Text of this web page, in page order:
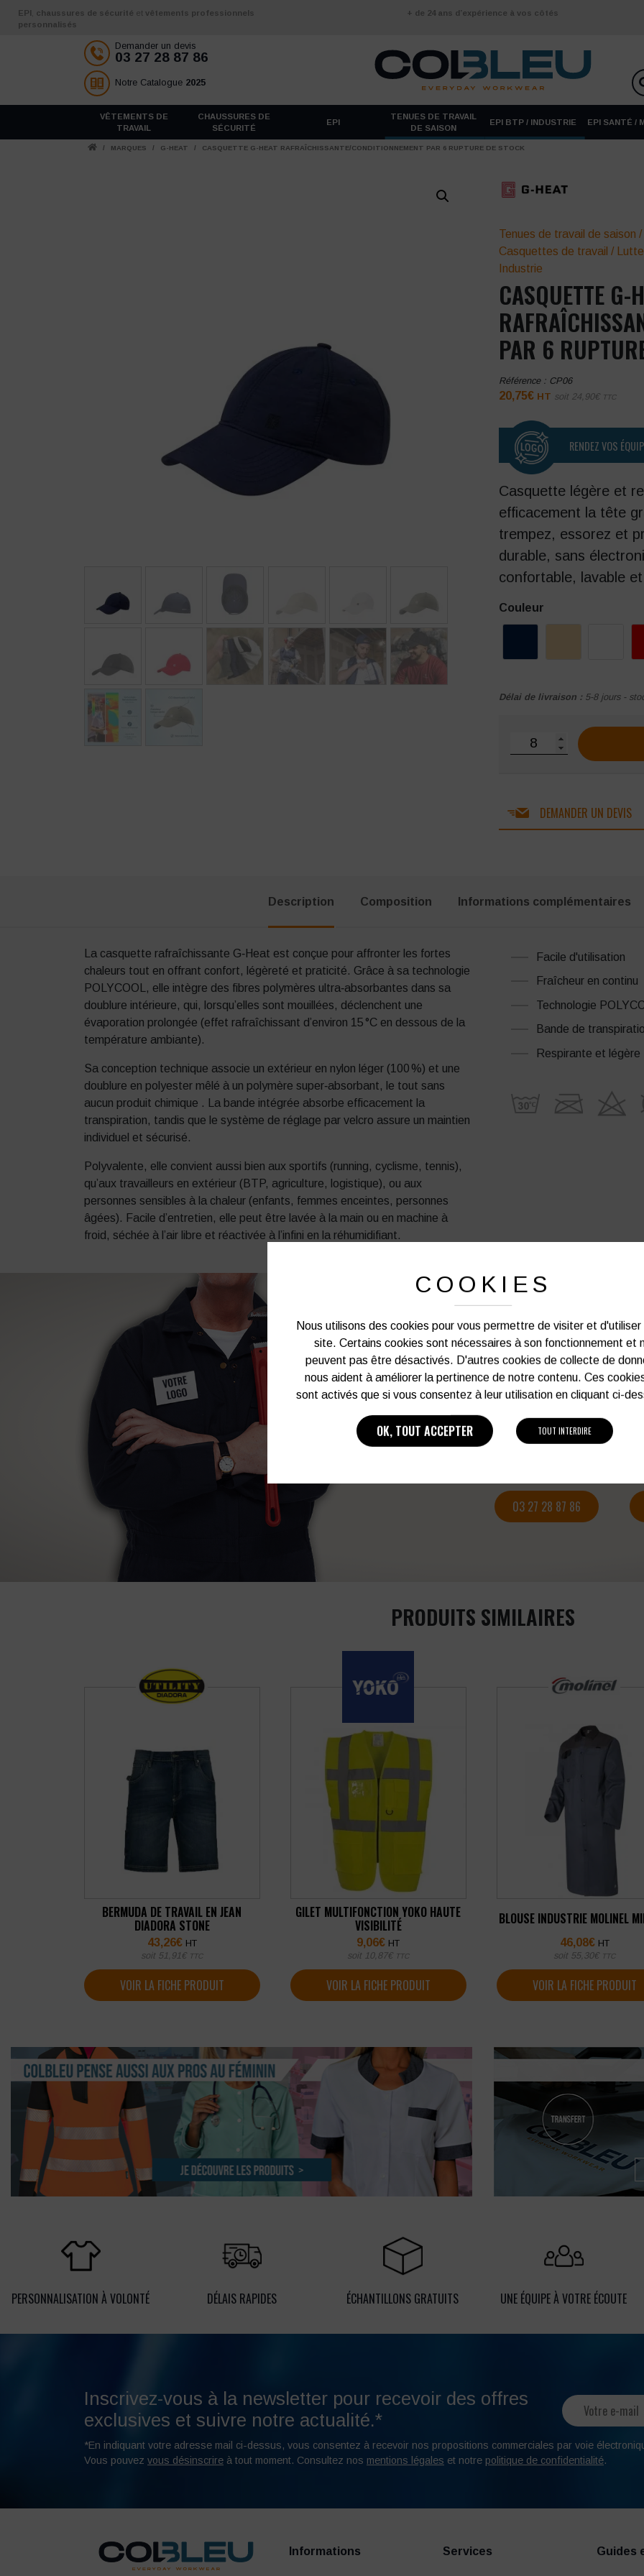
Aller au contenu
EPI chaussures de sécurité et vêtements professionnels
personnalisés
+ de 24 ans d’expérience à vos côtés
Demander un devis
03 27 28 87 86
Notre Catalogue 2025
VÊTEMENTS DE
TRAVAIL
CHAUSSURES DE
SÉCURITÉ
EPI
TENUES DE TRAVAIL
DE SAISON
EPI BTP / INDUSTRIE EPI SANTÉ /
/ MARQUES / G-HEAT / CASQUETTE G-HEAT RAFRAÎCHISSANTE/CONDITIONNEMENT PAR 6 RUPTURE DE STOCK
Tenues de travail de saison
Casquettes de travail /
Industrie
CASQUETTE G-
PAR 6
Référence : CP06
20,75€ HT soit 24,90€ TTC
RENDEZ VOS
Casquette légère et
efficacement la tête
trempez, essorez et
durable, sans
confortable, lavable
Couleur
Délai de livraison : 5-8 jours -
quantité de Casquette
DEMANDER UN DEVIS
Description Composition Informations complémentaires
La casquette rafraîchissante G‑Heat est conçue pour affronter les fortes
chaleurs tout en offrant confort, légèreté et praticité. Grâce à sa technologie
POLYCOOL, elle intègre des fibres polymères ultra‑absorbantes dans sa
doublure intérieure, qui, lorsqu’elles sont mouillées, déclenchent une
évaporation prolongée (effet rafraîchissant d’environ 15 °C en dessous de la
température ambiante).
Sa conception technique associe un extérieur en nylon léger (100 %) et une
doublure en polyester mêlé à un polymère super‑absorbant, le tout sans
aucun produit chimique .
La bande intégrée absorbe efficacement la
transpiration, tandis que le système de réglage par velcro assure un maintien
individuel et sécurisé.
Polyvalente, elle convient aussi bien aux sportifs (running, cyclisme, tennis),
qu’aux travailleurs en extérieur (BTP, agriculture, logistique), ou aux
personnes sensibles à la chaleur (enfants, femmes enceintes, personnes
âgées). Facile d’entretien, elle peut être lavée à la main ou en machine à
froid, séchée à l’air libre et réactivée à l’infini en la réhumidifiant.
Facile d'utilisation
Fraîcheur en continu
Technologie
Bande de
Respirante et légère
PERSONNALISATION DE
Notre graphiste connait les produits et les
votre service afin d’optimiser votre support
et de vos besoins d’image.
Vous souhaitez avoir
03 27 28 87 86
PRODUITS SIMILAIRES
BERMUDA DE TRAVAIL EN JEAN
DIADORA STONE
43,26€ HT
soit 51,91 € TTC
VOIR LA FICHE PRODUIT
GILET MULTIFONCTION YOKO HAUTE
VISIBILITÉ
9,06€ HT
soit 10,87€ TTC
VOIR LA FICHE PRODUIT
BLOUSE INDUSTRIE MOLINEL
46,08€ HT
soit 55,30€ TTC
VOIR LA FICHE PRODUIT
PERSONNALISATION À VOLONTÉ DÉLAIS RAPIDES ÉCHANTILLONS GRATUITS UNE ÉQUIPE À VOTRE ÉCOUTE
Inscrivez-vous à la newsletter pour recevoir des offres
exclusives et suivre notre actualité.*
*En indiquant votre adresse mail ci-dessus, vous consentez à recevoir nos propositions commerciales par voie
Vous pouvez vous désinscrire à tout moment. Consultez nos mentions légales et notre politique de confidentialité.
Informations Services Guides
COOKIES
Nous utilisons des cookies pour vous permettre de visiter et d'utiliser
site. Certains cookies sont nécessaires à son fonctionnement et
peuvent pas être désactivés. D'autres cookies de collecte de
nous aident à améliorer la pertinence de notre contenu. Ces
sont activés que si vous consentez à leur utilisation en cliquant ci-
OK, TOUT ACCEPTER TOUT INTERDIRE